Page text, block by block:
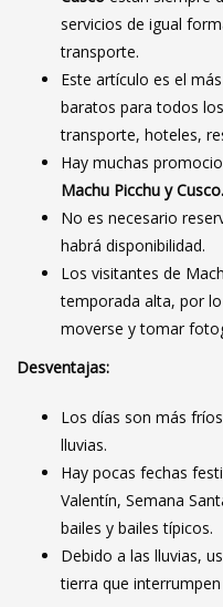
servicios de igual
transporte.
Este artículo es el
baratos para todos
transporte, hoteles,
Hay muchas
Machu Picchu y Cusco.
No es necesario
habrá disponibilidad.
Los visitantes de
temporada alta, por
moverse y tomar
Desventajas:
Los días son más
lluvias.
Hay pocas fechas
Valentín, Semana
bailes y bailes típicos.
Debido a las lluvias,
tierra que